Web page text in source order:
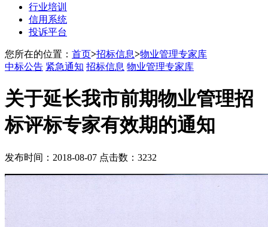
行业培训
信用系统
投诉平台
您所在的位置： 首页>招标信息>物业管理专家库
中标公告 紧急通知 招标信息 物业管理专家库
关于延长我市前期物业管理招
标评标专家有效期的通知
发布时间：2018-08-07 点击数：3232